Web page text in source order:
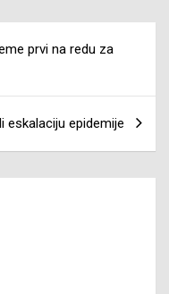
prvi na redu za
eskalaciju epidemije